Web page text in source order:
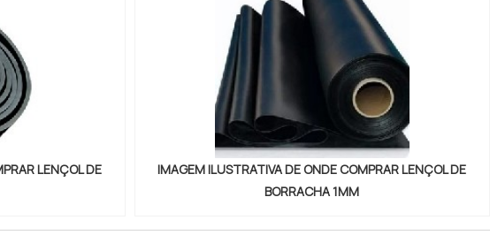
LENÇOL DE
IMAGEM ILUSTRATIVA DE ONDE COMPRAR LENÇOL DE
BORRACHA 1MM